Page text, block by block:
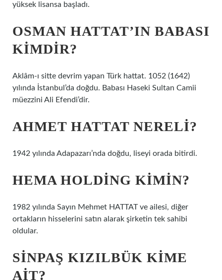
yüksek lisansa başladı.
OSMAN HATTAT’IN BABASI
KIMDIR?
Aklâm-ı sitte devrim yapan Türk hattat. 1052 (1642)
yılında İstanbul’da doğdu. Babası Haseki Sultan Camii
müezzini Ali Efendi’dir.
AHMET HATTAT NERELI?
1942 yılında Adapazarı’nda doğdu, liseyi orada bitirdi.
HEMA HOLDING KIMIN?
1982 yılında Sayın Mehmet HATTAT ve ailesi, diğer
ortakların hisselerini satın alarak şirketin tek sahibi
oldular.
SINPAŞ KIZILBÜK KIME
AIT?